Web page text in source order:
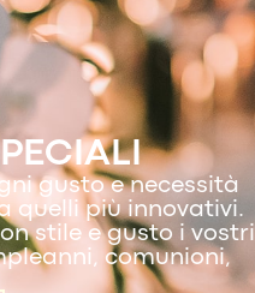
gusto e necessità
quelli più innovativi.
stile e gusto i vostri
comunioni,